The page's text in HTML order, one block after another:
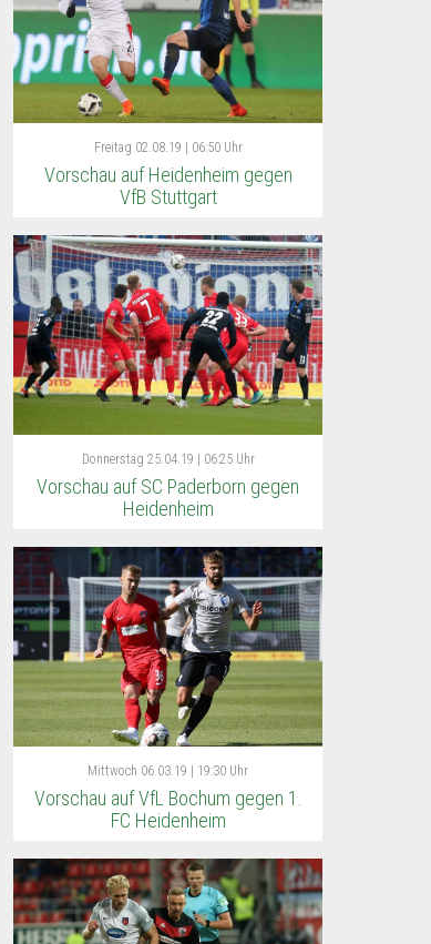
Freitag 02.08.19 | 06:50 Uhr
Vorschau auf Heidenheim gegen
VfB Stuttgart
Donnerstag 25.04.19 | 06:25 Uhr
Vorschau auf SC Paderborn gegen
Heidenheim
Mittwoch 06.03.19 | 19:30 Uhr
Vorschau auf VfL Bochum gegen 1.
FC Heidenheim